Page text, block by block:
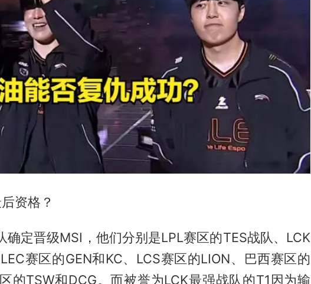
资格？
确定晋级MSI，他们分别是LPL赛区的TES战队、LCK
赛区的GEN和KC、LCS赛区的LION、巴西赛区的
的TSW和DCG。而被誉为LCK最强战队的T1因为输